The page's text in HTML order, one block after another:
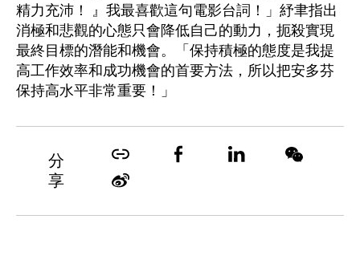
精力充沛！ 』我最喜歡這句電影台詞！」紓聿指出
消極和悲觀的心態只會降低自己的動力，扼殺實現
最終目標的潛能和機會。「保持積極的態度是我提
高工作效率和成功機會的首要方法，所以把安多芬
保持高水平非常重要！」
分
享